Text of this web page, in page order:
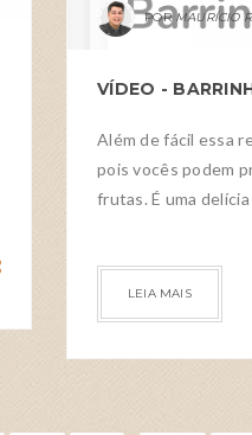
MAURÍCIO
Além de fácil essa
pois vocês podem
frutas. É uma
LEIA MAIS